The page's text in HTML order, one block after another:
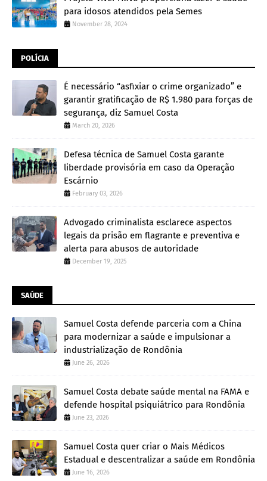
para idosos atendidos pela Semes
November 28, 2024
POLÍCIA
É necessário “asfixiar o crime organizado” e
garantir gratificação de R$ 1.980 para forças de
segurança, diz Samuel Costa
March 20, 2026
Defesa técnica de Samuel Costa garante
liberdade provisória em caso da Operação
Escárnio
February 03, 2026
Advogado criminalista esclarece aspectos
legais da prisão em flagrante e preventiva e
alerta para abusos de autoridade
December 19, 2025
SAÚDE
Samuel Costa defende parceria com a China
para modernizar a saúde e impulsionar a
industrialização de Rondônia
June 26, 2026
Samuel Costa debate saúde mental na FAMA e
defende hospital psiquiátrico para Rondônia
June 23, 2026
Samuel Costa quer criar o Mais Médicos
Estadual e descentralizar a saúde em Rondônia
June 16, 2026